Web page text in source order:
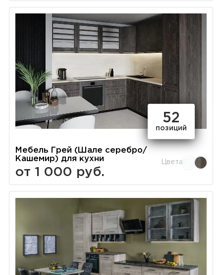
52
позиций
Мебель Грей (Шале серебро/
Кашемир) для кухни
от 1 000 руб.
Цвета